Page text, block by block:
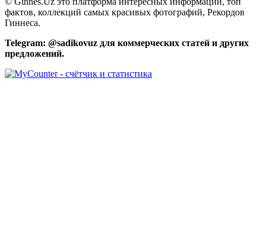
фактов, коллекций самых красивых фотографий, Рекордов
Гиннеса.
Telegram: @sadikovuz для коммерческих статей и других
предложений.